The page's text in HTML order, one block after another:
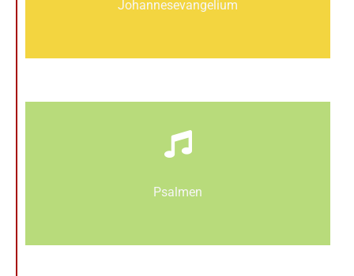
Johannes­­evangelium
Psalmen